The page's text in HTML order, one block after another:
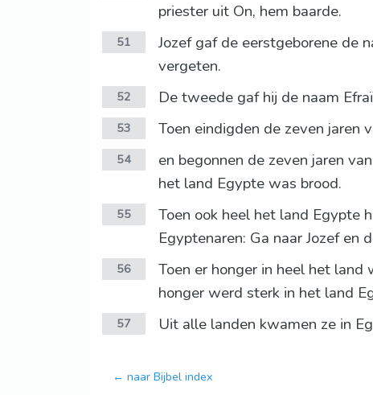
priester uit On, hem baarde.
51
Jozef gaf de eerstgeborene de
vergeten.
52 De tweede gaf hij de naam
53 Toen eindigden de zeven jaren
54
en begonnen de zeven jaren
het land Egypte was brood.
55
Toen ook heel het land Egypte
Egyptenaren: Ga naar Jozef en
56
Toen er honger in heel het land
honger werd sterk in het land
57 Uit alle landen kwamen ze in
← naar Bijbel index